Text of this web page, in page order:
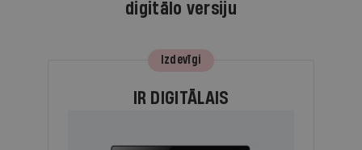
digitālo versiju
Izdevīgi
IR DIGITĀLAIS